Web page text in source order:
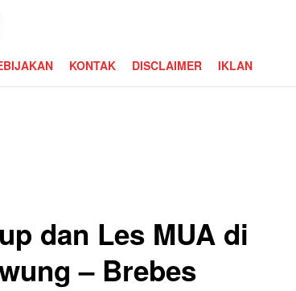
KONTAK DISCLAIMER IKLAN
dan Les MUA di
– Brebes